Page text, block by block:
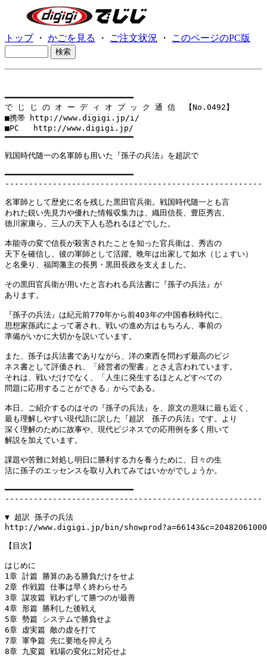
トップ・ かごを見る ・ ご注文状況 ・ このページのPC版
━━━━━━━━━━━━━━━━━━━━━━━━━━━
で じ じ の オ ー デ ィ オ ブ ッ ク 通 信  【No.0492】
■携帯 http://www.digigi.jp/i/
■PC   http://www.digigi.jp/
━━━━━━━━━━━━━━━━━━━━━━━━━━━
戦国時代随一の名軍師も用いた『孫子の兵法』を超訳で
━━━━━━━━━━━━━━━━━━━━━━━━━━━
------------------------------------------------------
名軍師として歴史に名を残した黒田官兵衛。戦国時代随一とも言
われた鋭い先見力や優れた情報収集力は、織田信長、豊臣秀吉、
徳川家康ら、三人の天下人も恐れるほどでした。
本能寺の変で信長が殺害されたことを知った官兵衛は、秀吉の
天下を確信し、彼の軍師として活躍。晩年は出家して如水（じょすい）
と名乗り、福岡藩主の長男・黒田長政を支えました。
その黒田官兵衛が用いたと言われる兵法書に『孫子の兵法』が
あります。
『孫子の兵法』は紀元前770年から前403年の中国春秋時代に、
思想家孫武によって著され、戦いの進め方はもちろん、事前の
準備がいかに大切かを説いています。
また、孫子は兵法書でありながら、洋の東西を問わず最高のビジ
ネス書として評価され、「経営者の聖書」とさえ言われています。
それは、戦いだけでなく、「人生に発生するほとんどすべての
問題に応用することができる」からである。
本日、ご紹介するのはその『孫子の兵法』を、原文の意味に最も近く、
最も理解しやすい現代語に訳した『超訳　孫子の兵法』です。より
深く理解のために故事や、現代ビジネスでの応用例を多く用いて
解説を加えています。
課題や苦難に対処し明日に勝利する力を養うために、日々の生
活に孫子のエッセンスを取り入れてみてはいかがでしょうか。
━━━━━━━━━━━━━━━━━━━━━━━━━━━
------------------------------------------------------
▼ 超訳 孫子の兵法
http://www.digigi.jp/bin/
【目次】
はじめに
1章 計篇 勝算のある勝負だけをせよ
2章 作戦篇 仕事は早く終わらせろ
3章 謀攻篇 戦わずして勝つのが最善
4章 形篇 勝利した後戦え
5章 勢篇 システムで勝負せよ
6章 虚実篇 敵の虚を打て
7章 軍争篇 先に要地を抑えろ
8章 九変篇 戦場の変化に対応せよ